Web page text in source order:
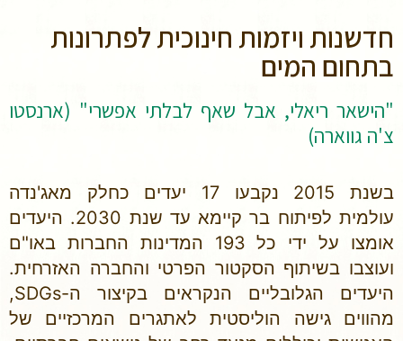
חדשנות ויזמות חינוכית לפתרונות
בתחום המים
"הישאר ריאלי, אבל שאף לבלתי אפשרי" (ארנסטו
צ'ה גווארה)
בשנת 2015 נקבעו 17 יעדים כחלק מאג'נדה
עולמית לפיתוח בר קיימא עד שנת 2030. היעדים
אומצו על ידי כל 193 המדינות החברות באו"ם
ועוצבו בשיתוף הסקטור הפרטי והחברה האזרחית.
היעדים הגלובליים הנקראים בקיצור ה-SDGs,
מהווים גישה הוליסטית לאתגרים המרכזיים של